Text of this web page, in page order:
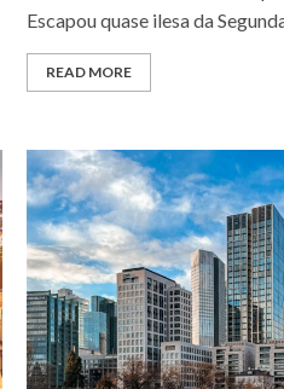
Escapou quase ilesa da
READ MORE